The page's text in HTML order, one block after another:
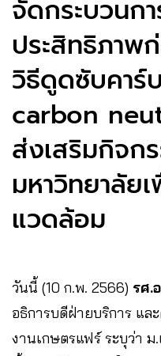
จัดกระบวนก
ประสิทธิภาพ
วิธีดูดซับคา
carbon
ส่งเสริมกิจก
มหาวิทยาลัย
แวดล้อม
วันนี้ (10 ก.พ. 2566) รศ.
อธิการบดีฝ่ายบริการ แล
งานเกษตรแฟร์ ระบุว่า